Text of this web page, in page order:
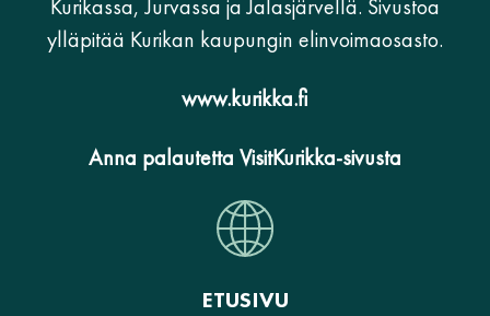
Kurikassa, Jurvassa ja Jalasjärvellä. Sivustoa
ylläpitää Kurikan kaupungin elinvoimaosasto.
www.kurikka.fi
Anna palautetta VisitKurikka-sivusta
ETUSIVU